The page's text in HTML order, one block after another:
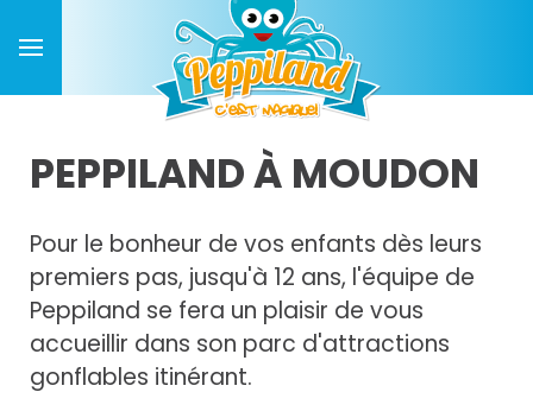
PEPPILAND À MOUDON
Pour le bonheur de vos enfants dès leurs
premiers pas, jusqu'à 12 ans, l'équipe de
Peppiland se fera un plaisir de vous
accueillir dans son parc d'attractions
gonflables itinérant.